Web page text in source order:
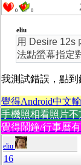
0 0
eliu
用 Desire 12s
法點螢幕指定
我測試錯誤，點到
覺得Android中文
手機照相看照片
覺得鬧鐘/行事曆
eliu
16